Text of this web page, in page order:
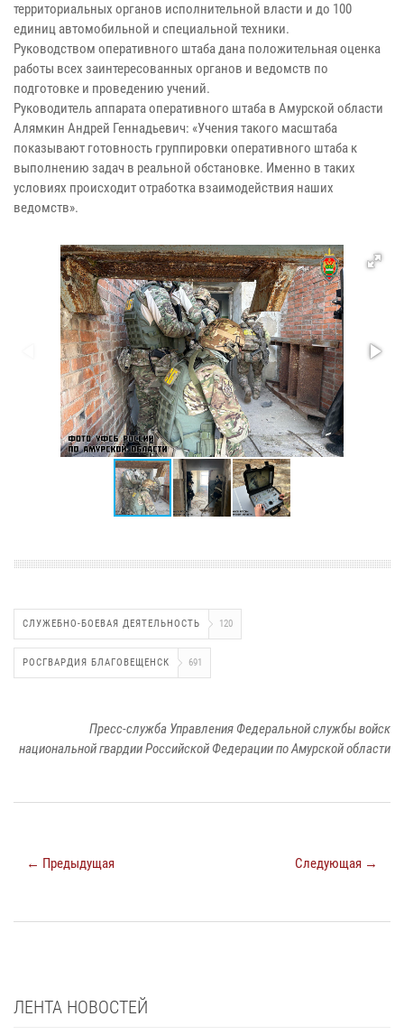
территориальных органов исполнительной власти и до 100
единиц автомобильной и специальной техники.
Руководством оперативного штаба дана положительная оценка
работы всех заинтересованных органов и ведомств по
подготовке и проведению учений.
Руководитель аппарата оперативного штаба в Амурской области
Алямкин Андрей Геннадьевич: «Учения такого масштаба
показывают готовность группировки оперативного штаба к
выполнению задач в реальной обстановке. Именно в таких
условиях происходит отработка взаимодействия наших
ведомств».
СЛУЖЕБНО-БОЕВАЯ ДЕЯТЕЛЬНОСТЬ 120
РОСГВАРДИЯ БЛАГОВЕЩЕНСК 691
Пресс-служба Управления Федеральной службы войск
национальной гвардии Российской Федерации по Амурской области
← Предыдущая Следующая →
ЛЕНТА НОВОСТЕЙ